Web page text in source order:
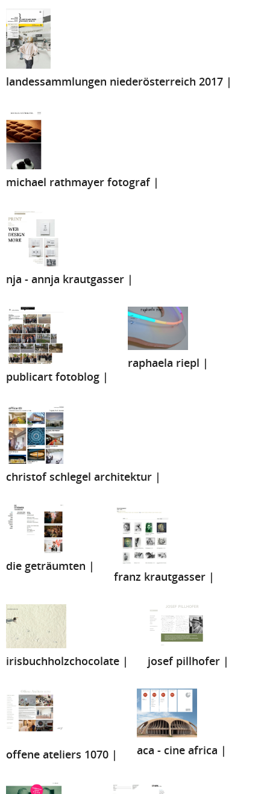
landessammlungen niederösterreich 2017 |
michael rathmayer fotograf |
nja - annja krautgasser |
publicart fotoblog |
raphaela riepl |
christof schlegel architektur |
die geträumten |
franz krautgasser |
irisbuchholzchocolate | josef pillhofer |
offene ateliers 1070 | aca - cine africa |